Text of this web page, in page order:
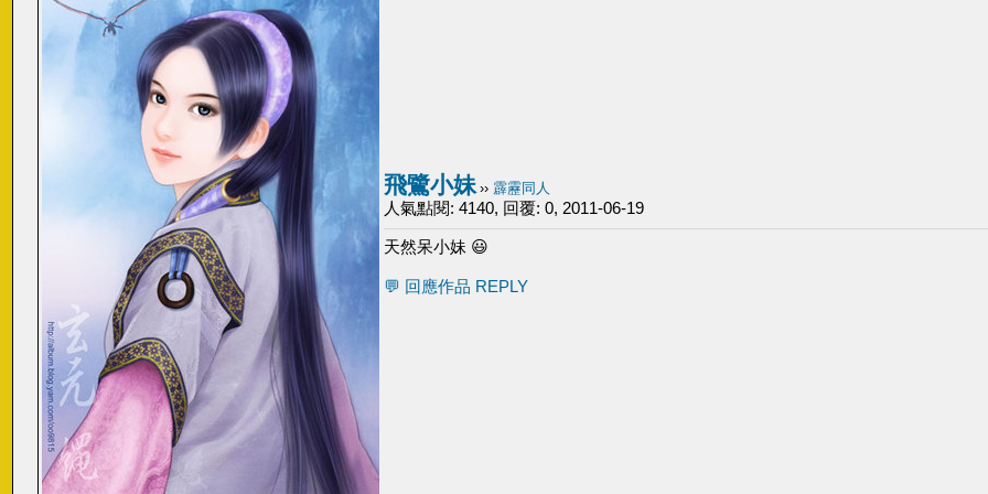
飛鷺小妹 ›› 霹靂同人
人氣點閱: 4140, 回覆: 0, 2011-06-19
天然呆小妹 😃
💬 回應作品 REPLY